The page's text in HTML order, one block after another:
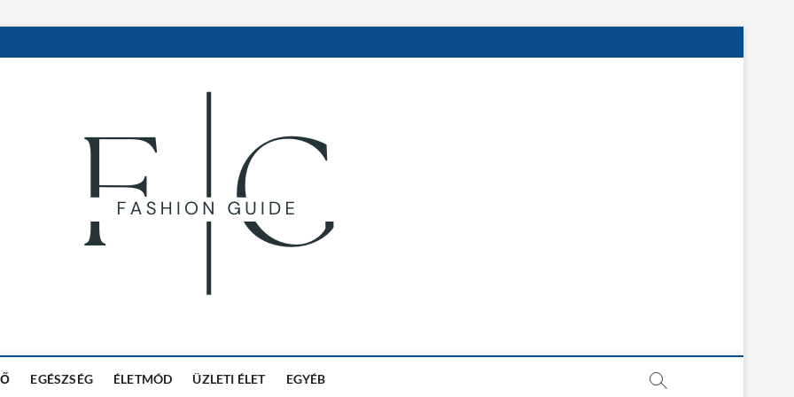
EGÉSZSÉG ÉLETMÓD ÜZLETI ÉLET EGYÉB